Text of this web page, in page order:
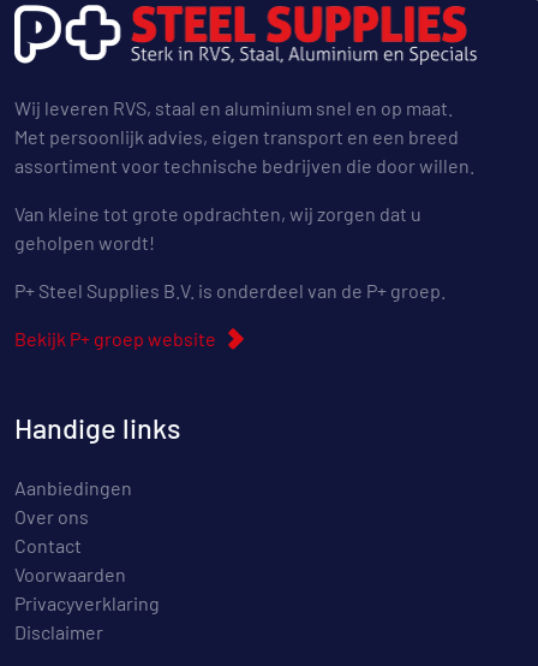
Wij leveren RVS, staal en aluminium snel en op maat.
Met persoonlijk advies, eigen transport en een breed
assortiment voor technische bedrijven die door willen.
Van kleine tot grote opdrachten, wij zorgen dat u
geholpen wordt!
P+ Steel Supplies B.V. is onderdeel van de P+ groep.
Bekijk P+ groep website
Handige links
Aanbiedingen
Over ons
Contact
Voorwaarden
Privacyverklaring
Disclaimer